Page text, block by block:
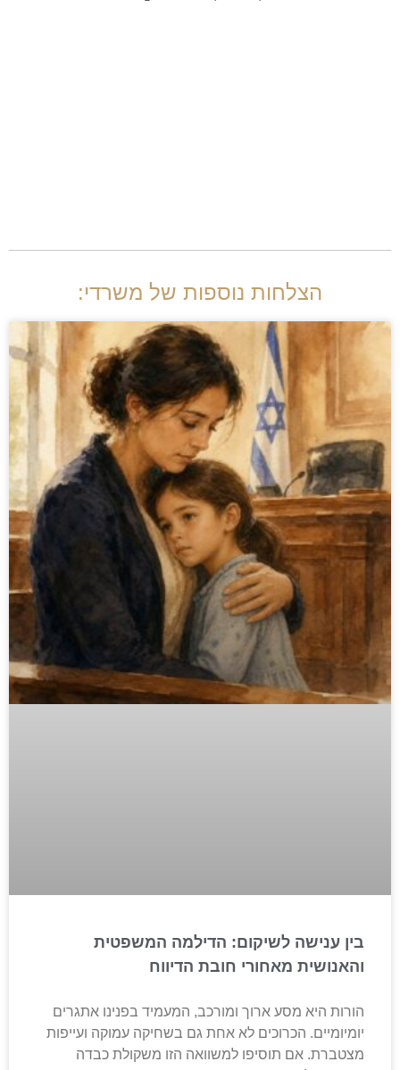
הצלחות נוספות של משרדי:
בין ענישה לשיקום: הדילמה המשפטית
והאנושית מאחורי חובת הדיווח
הורות היא מסע ארוך ומורכב, המעמיד בפנינו אתגרים
יומיומיים. הכרוכים לא אחת גם בשחיקה עמוקה ועייפות
מצטברת. אם תוסיפו למשוואה הזו משקולת כבדה